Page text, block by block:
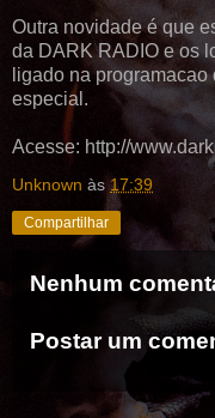
Outra novidade é que
da DARK RADIO e os
ligado na
especial.
Acesse: http://
Unknown às17:39
Compartilhar
Nenhum
Postar um